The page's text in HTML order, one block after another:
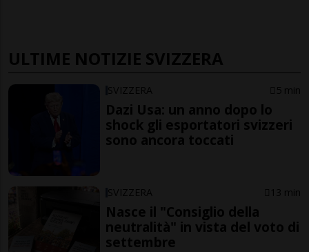
ULTIME NOTIZIE SVIZZERA
SVIZZERA 5 min
Dazi Usa: un anno dopo lo
shock gli esportatori svizzeri
sono ancora toccati
SVIZZERA 13 min
Nasce il "Consiglio della
neutralità" in vista del voto di
settembre